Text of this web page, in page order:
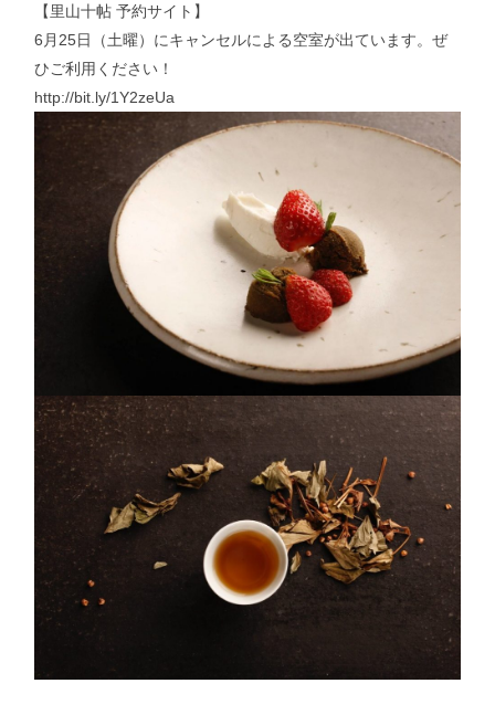
【里山十帖 予約サイト】
6月25日（土曜）にキャンセルによる空室が出ています。ぜ
ひご利用ください！
http://bit.ly/1Y2zeUa